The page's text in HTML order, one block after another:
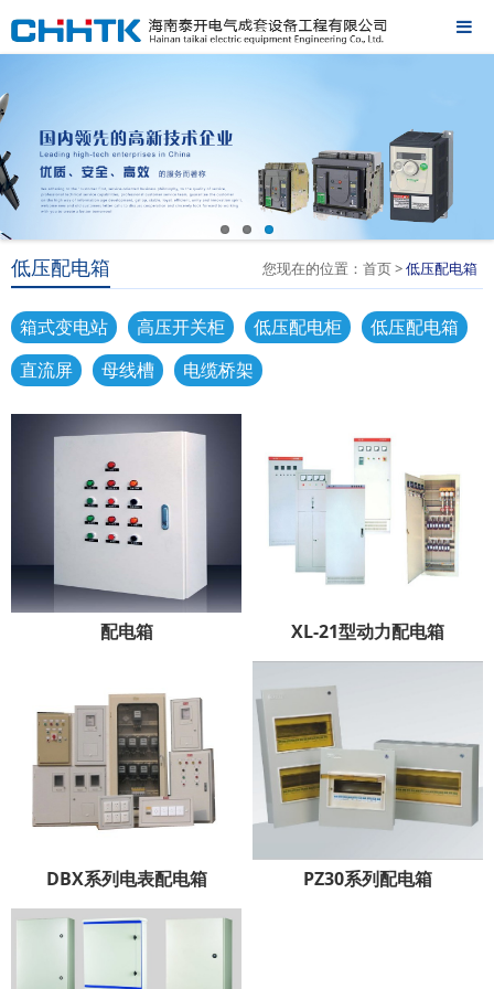
低压配电箱 您现在的位置：首页 >低压配电箱
箱式变电站 高压开关柜 低压配电柜
低压配电箱
直流屏
母线槽 电缆桥架
配电箱 XL-21型动力配电箱
DBX系列电表配电箱 PZ30系列配电箱